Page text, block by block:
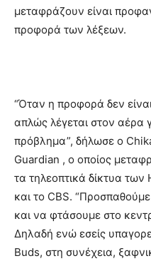
μεταφράζουν είναι
προφορά των λέξεων.
“Όταν η προφορά δεν
απλώς λέγεται στον αέρα
πρόβλημα”, δήλωσε ο
Guardian , ο οποίος
τα τηλεοπτικά δίκτυα
και το CBS.
και να φτάσουμε στο
Δηλαδή ενώ εσείς
Buds, στη συνέχεια,